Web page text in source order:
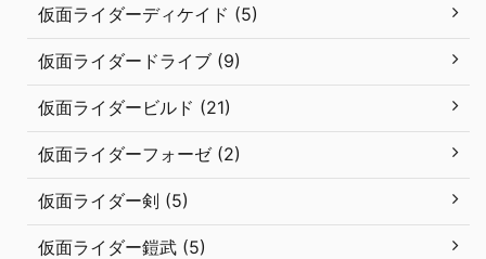
仮面ライダーディケイド (5)
仮面ライダードライブ (9)
仮面ライダービルド (21)
仮面ライダーフォーゼ (2)
仮面ライダー剣 (5)
仮面ライダー鎧武 (5)